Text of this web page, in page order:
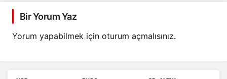
Bir Yorum Yaz
Yorum yapabilmek için oturum açmalısınız.